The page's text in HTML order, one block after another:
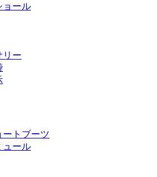
ョール
リー
ートブーツ
ュール